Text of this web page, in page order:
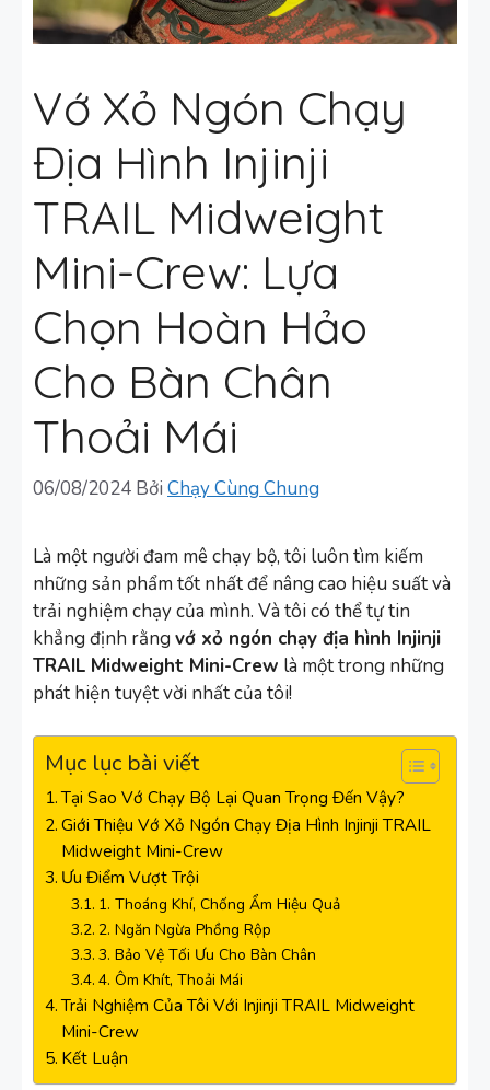
Vớ Xỏ Ngón Chạy
Địa Hình Injinji
TRAIL Midweight
Mini-Crew: Lựa
Chọn Hoàn Hảo
Cho Bàn Chân
Thoải Mái
06/08/2024 Bởi Chạy Cùng Chung
Là một người đam mê chạy bộ, tôi luôn tìm kiếm
những sản phẩm tốt nhất để nâng cao hiệu suất và
trải nghiệm chạy của mình. Và tôi có thể tự tin
khẳng định rằng vớ xỏ ngón chạy địa hình Injinji
TRAIL Midweight Mini-Crew là một trong những
phát hiện tuyệt vời nhất của tôi!
Mục lục bài viết
Tại Sao Vớ Chạy Bộ Lại Quan Trọng Đến Vậy?
Giới Thiệu Vớ Xỏ Ngón Chạy Địa Hình Injinji TRAIL
Midweight Mini-Crew
Ưu Điểm Vượt Trội
1. Thoáng Khí, Chống Ẩm Hiệu Quả
2. Ngăn Ngừa Phồng Rộp
3. Bảo Vệ Tối Ưu Cho Bàn Chân
4. Ôm Khít, Thoải Mái
Trải Nghiệm Của Tôi Với Injinji TRAIL Midweight
Mini-Crew
Kết Luận